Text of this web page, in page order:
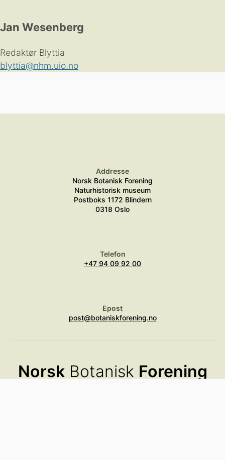
Jan Wesenberg
Redaktør Blyttia
blyttia@nhm.uio.no
Addresse
Norsk Botanisk Forening
Naturhistorisk museum
Postboks 1172 Blindern
0318 Oslo
Telefon
+47 94 09 92 00
Epost
post@botaniskforening.no
NorskBotanisk Forening